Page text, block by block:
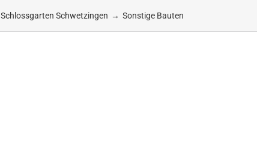
Schwetzingen Sonstige Bauten